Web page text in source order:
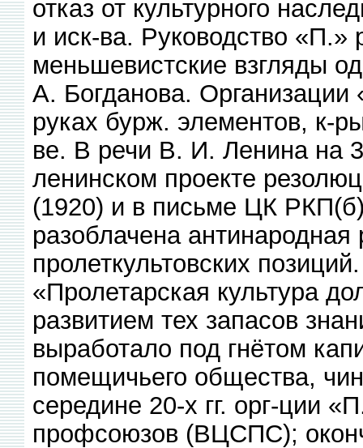
отказ от культурного
и иск-ва. Руководство «П.»
меньшевистские взгляды
А. Богданова. Организации
руках бурж. элементов, к-
ве. В речи В. И. Ленина на
ленинском проекте
(1920) и в письме ЦК
разоблачена
пролеткультовских
«Пролетарская культура
развитием тех запасов
выработало под гнётом
помещичьего общества,
середине 20-х гг. орг-ции
профсоюзов (ВЦСПС);